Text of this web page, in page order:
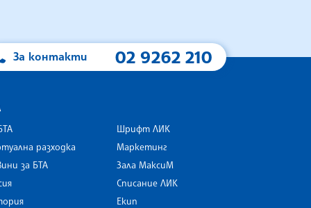
За контакти 02 9262 210
разходка
за БТА
Шрифт ЛИК
Маркетинг
Зала МаксиМ
Списание ЛИК
Екип